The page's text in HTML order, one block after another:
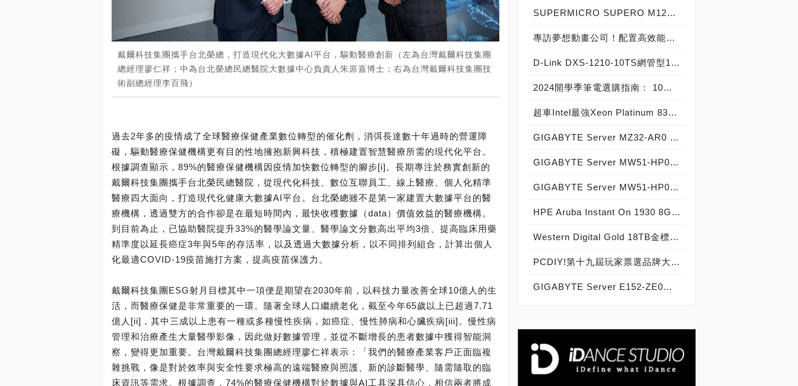
戴爾科技集團攜手台北榮總，打造現代化大數據AI平台，驅動醫療創新（左為台灣戴爾科技集團
總經理廖仁祥；中為台北榮總民總醫院大數據中心負責人朱原嘉博士；右為台灣戴爾科技集團技
術副總經理李百飛）
過去2年多的疫情成了全球醫療保健產業數位轉型的催化劑，消弭長達數十年過時的營運障
礙，驅動醫療保健機構更有目的性地擁抱新興科技，積極建置智慧醫療所需的現代化平台。
根據調查顯示，89%的醫療保健機構因疫情加快數位轉型的腳步[i]。長期專注於務實創新的
戴爾科技集團攜手台北榮民總醫院，從現代化科技、數位互聯員工、線上醫療、個人化精準
醫療四大面向，打造現代化健康大數據AI平台。台北榮總雖不是第一家建置大數據平台的醫
療機構，透過雙方的合作卻是在最短時間內，最快收穫數據（data）價值效益的醫療機構。
到目前為止，已協助醫院提升33%的醫學論文量、醫學論文分數高出平均3倍、提高臨床用藥
精準度以延長癌症3年與5年的存活率，以及透過大數據分析，以不同排列組合，計算出個人
化最適COVID-19疫苗施打方案，提高疫苗保護力。
戴爾科技集團ESG射月目標其中一項便是期望在2030年前，以科技力量改善全球10億人的生
活，而醫療保健是非常重要的一環。隨著全球人口繼續老化，截至今年65歲以上已超過7.71
億人[ii]，其中三成以上患有一種或多種慢性疾病，如癌症、慢性肺病和心臟疾病[iii]。慢性病
管理和治療產生大量醫學影像，因此做好數據管理，並從不斷增長的患者數據中獲得智能洞
察，變得更加重要。台灣戴爾科技集團總經理廖仁祥表示：「我們的醫療產業客戶正面臨複
雜挑戰，像是對於效率與安全性要求極高的遠端醫療與照護、新的診斷醫學、隨需隨取的臨
床資訊等需求。根據調查，74%的醫療保健機構對於數據與AI工具深具信心，相信兩者將成
SUPERMICRO SUPERO M12SWA-TF伺服器主機板實測開箱，史上最強實戰AMD Ryzen Threadripper Pro 3995WX為究極效能而生！
專訪夢想動畫公司！配置高效能GIGABYTE Server，以技嘉伺服器建構首屈一指的AI運算與遠端桌面動畫應用！
D-Link DXS-1210-10TS網管型10GbE交換器實測開箱，10Gbps超高速網路環境不是夢！
2024開學季筆電選購指南： 10大熱銷筆電推薦榜
超車Intel最強Xeon Platinum 8380處理器2.8倍性能！AMD第四代EPYC 9004系列正式登場，引進12通道DDR5-4800記憶體、PCIe 5.0、CXL記憶體與最高96核心192執行緒戰鬥力，霄龍EPYC 9654榮登伺服器處理器世界之王！
GIGABYTE Server MZ32-AR0 Server主機板實測開箱，體驗AMD EPYC 7742處理器的強大戰鬥力！
GIGABYTE Server MW51-HP0工作站主機板實測開箱，打造完美遊戲多開、多虛擬機、影音轉檔超順暢超強電腦！
GIGABYTE Server MW51-HP0工作站主機板實測開箱，Intel W2100/2200高效能工作站重裝上陣！
HPE Aruba Instant On 1930 8G Class4 PoE 2SFP 124W(JL681A)交換器實測開箱，中小企業智慧託管網路的神兵利器！
Western Digital Gold 18TB金標硬碟實測開箱，企業級機械硬碟中的優質精品！
PCDIY!第十九屆玩家票選品牌大賞暨ITMan!企業品牌大調查2024，票選結果暨得獎公布！
GIGABYTE Server E152-ZE0實測開箱，史上最強AMD EPYC 7002/7003系列1U伺服器完全解密！